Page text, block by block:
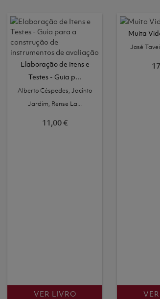
Elaboração de Itens e
Testes - Guia p...
Alberto Céspedes, Jacinto
Jardim, Rense La...
11,00 €
VER LIVRO
Muita
José